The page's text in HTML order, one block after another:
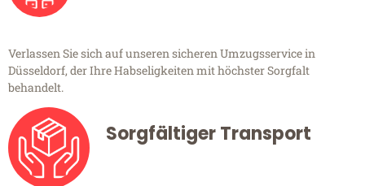
Verlassen Sie sich auf unseren sicheren Umzugsservice in
Düsseldorf, der Ihre Habseligkeiten mit höchster Sorgfalt
behandelt.
Sorgfältiger Transport